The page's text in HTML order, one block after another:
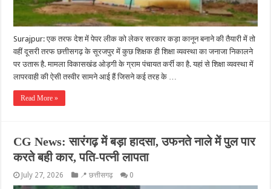
Surajpur: एक तरफ देश में पेपर लीक को लेकर सरकार कड़ा कानून बनाने की तैयारी में तो
वहीं दूसरी तरफ छत्तीसगढ़ के सूरजपुर में कुछ शिक्षक ही शिक्षा व्यवस्था का जनाजा निकालने
पर उतारू है. मामला विकासखंड ओड़गी के ग्राम पंचायत कर्री का है. यहां से शिक्षा व्यवस्था में
लापरवाही की ऐसी तस्वीर सामने आई हैं जिसने कई तरह के …
Read More »
CG News: सारंगढ़ में बड़ा हादसा, उफनते नाले में पुल पार
करते बही कार, पति-पत्नी लापता
July 27, 2026 📍 छत्तीसगढ़ 0